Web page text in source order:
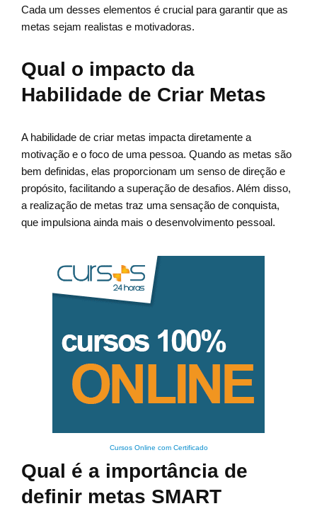
Cada um desses elementos é crucial para garantir que as
metas sejam realistas e motivadoras.
Qual o impacto da
Habilidade de Criar Metas
A habilidade de criar metas impacta diretamente a
motivação e o foco de uma pessoa. Quando as metas são
bem definidas, elas proporcionam um senso de direção e
propósito, facilitando a superação de desafios. Além disso,
a realização de metas traz uma sensação de conquista,
que impulsiona ainda mais o desenvolvimento pessoal.
Cursos Online com Certificado
Qual é a importância de
definir metas SMART